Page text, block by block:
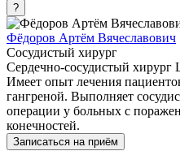
?
Фёдоров Артём Вячеславович
Сосудистый хирург
Сердечно-сосудистый хирург
Имеет опыт лечения
гангреной. Выполняет
операции у больных с
конечностей.
Записаться на приём